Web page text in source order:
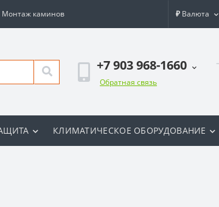
Монтаж каминов ₽ Валюта
+7 903 968-1660
Обратная связь
КЛИМАТИЧЕСКОЕ ОБОРУДОВАНИЕ